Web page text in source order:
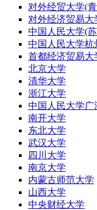
对外经贸大学(
对外经济贸易大
中国人民大学(
中国人民大学杭
首都经济贸易大
北京大学
清华大学
浙江大学
中国人民大学广
南开大学
东北大学
武汉大学
四川大学
南京大学
内蒙古师范大学
山西大学
中央财经大学